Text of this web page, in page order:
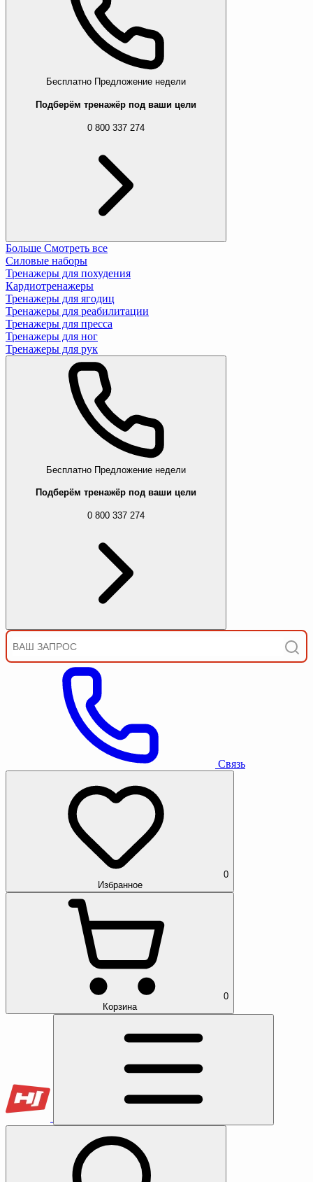
Бесплатно Предложение недели
Подберём тренажёр под ваши цели
0 800 337 274
Больше Смотреть все
Силовые наборы
Тренажеры для похудения
Кардиотренажеры
Тренажеры для ягодиц
Тренажеры для реабилитации
Тренажеры для пресса
Тренажеры для ног
Тренажеры для рук
Бесплатно Предложение недели
Подберём тренажёр под ваши цели
0 800 337 274
Связь
0
Избранное
0
Корзина